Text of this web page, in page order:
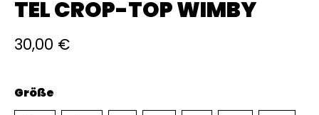
TEL CROP-TOP WIMBY
30,00 €
Größe